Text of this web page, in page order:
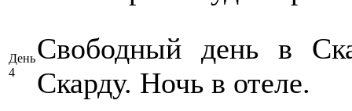
День
4
Свободный день в
Скарду. Ночь в отеле.